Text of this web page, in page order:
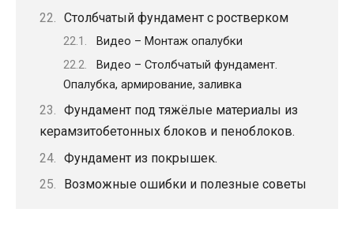
Столбчатый фундамент с ростверком
Видео – Монтаж опалубки
Видео – Столбчатый фундамент.
Опалубка, армирование, заливка
Фундамент под тяжёлые материалы из
керамзитобетонных блоков и пеноблоков.
Фундамент из покрышек.
Возможные ошибки и полезные советы